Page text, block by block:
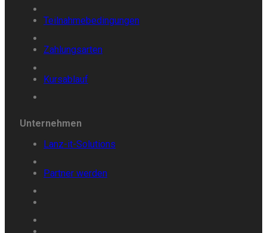
Teilnahmebedingungen
Zahlungsarten
Kursablauf
Unternehmen
Lanz-it-Solutions
Partner werden